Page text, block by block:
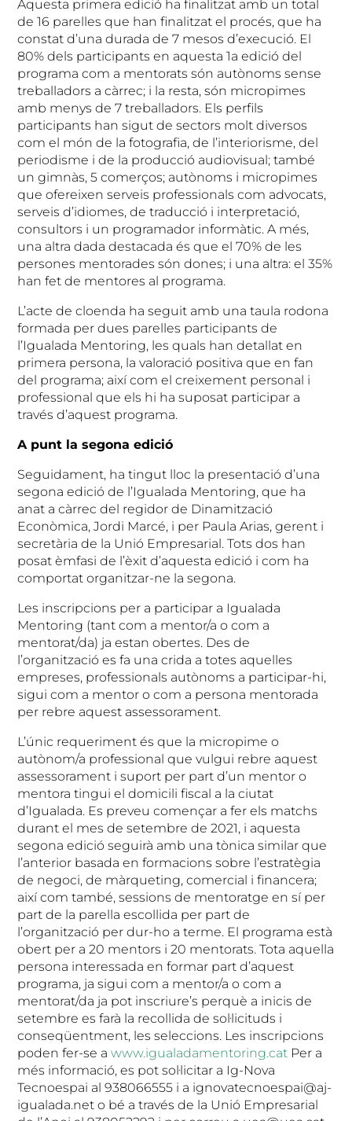
Aquesta primera edició ha finalitzat amb un total
de 16 parelles que han finalitzat el procés, que ha
constat d’una durada de 7 mesos d’execució. El
80% dels participants en aquesta 1a edició del
programa com a mentorats són autònoms sense
treballadors a càrrec; i la resta, són micropimes
amb menys de 7 treballadors. Els perfils
participants han sigut de sectors molt diversos
com el món de la fotografia, de l’interiorisme, del
periodisme i de la producció audiovisual; també
un gimnàs, 5 comerços; autònoms i micropimes
que ofereixen serveis professionals com advocats,
serveis d’idiomes, de traducció i interpretació,
consultors i un programador informàtic. A més,
una altra dada destacada és que el 70% de les
persones mentorades són dones; i una altra: el 35%
han fet de mentores al programa.
L’acte de cloenda ha seguit amb una taula rodona
formada per dues parelles participants de
l’Igualada Mentoring, les quals han detallat en
primera persona, la valoració positiva que en fan
del programa; així com el creixement personal i
professional que els hi ha suposat participar a
través d’aquest programa.
A punt la segona edició
Seguidament, ha tingut lloc la presentació d’una
segona edició de l’Igualada Mentoring, que ha
anat a càrrec del regidor de Dinamització
Econòmica, Jordi Marcé, i per Paula Arias, gerent i
secretària de la Unió Empresarial. Tots dos han
posat èmfasi de l’èxit d’aquesta edició i com ha
comportat organitzar-ne la segona.
Les inscripcions per a participar a Igualada
Mentoring (tant com a mentor/a o com a
mentorat/da) ja estan obertes. Des de
l’organització es fa una crida a totes aquelles
empreses, professionals autònoms a participar-hi,
sigui com a mentor o com a persona mentorada
per rebre aquest assessorament.
L’únic requeriment és que la micropime o
autònom/a professional que vulgui rebre aquest
assessorament i suport per part d’un mentor o
mentora tingui el domicili fiscal a la ciutat
d’Igualada. Es preveu començar a fer els matchs
durant el mes de setembre de 2021, i aquesta
segona edició seguirà amb una tònica similar que
l’anterior basada en formacions sobre l’estratègia
de negoci, de màrqueting, comercial i financera;
així com també, sessions de mentoratge en sí per
part de la parella escollida per part de
l’organització per dur-ho a terme. El programa està
obert per a 20 mentors i 20 mentorats. Tota aquella
persona interessada en formar part d’aquest
programa, ja sigui com a mentor/a o com a
mentorat/da ja pot inscriure’s perquè a inicis de
setembre es farà la recollida de sol·licituds i
conseqüentment, les seleccions. Les inscripcions
poden fer-se awww.igualadamentoring.cat Per a
més informació, es pot sol·licitar a Ig-Nova
Tecnoespai al 938066555 i a ignovatecnoespai@aj-
igualada.net o bé a través de la Unió Empresarial